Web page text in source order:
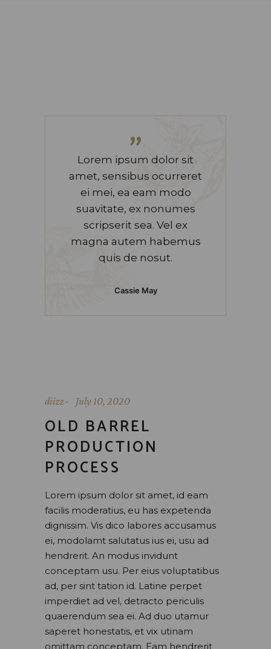
”
Lorem ipsum dolor sit
amet, sensibus ocurreret
ei mei, ea eam modo
suavitate, ex nonumes
scripserit sea. Vel ex
magna autem habemus
quis de nosut.
Cassie May
diizz July 10, 2020
OLD BARREL
PRODUCTION
PROCESS
Lorem ipsum dolor sit amet, id eam
facilis moderatius, eu has expetenda
dignissim. Vis dico labores accusamus
ei, modolamt salutatus ius ei, usu ad
hendrerit. An modus invidunt
conceptam usu. Per eius voluptatibus
ad, per sint tation id. Latine perpet
imperdiet ad vel, detracto periculis
quaerendum sea ei. Ad duo utamur
saperet honestatis, et vix utinam
omittam conceptam. Eam hendrerit